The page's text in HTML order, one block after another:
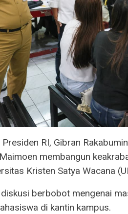
RI, Gibran
membangun
Kristen Satya Wacana
berbobot mengenai
di kantin kampus.